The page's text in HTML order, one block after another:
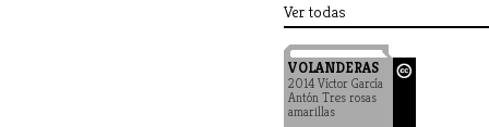
Ver todas
VOLANDERAS
2014 Víctor García
Antón Tres rosas
amarillas